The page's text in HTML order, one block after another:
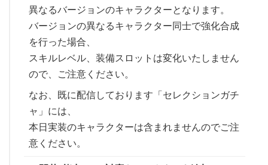
異なるバージョンのキャラクターとなります。
バージョンの異なるキャラクター同士で強化合成
を行った場合、
スキルレベル、装備スロットは変化いたしません
ので、ご注意ください。
なお、既に配信しております「セレクションガチ
ャ」には、
本日実装のキャラクターは含まれませんのでご注
意ください。